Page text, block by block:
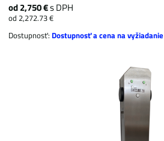
od 2,750 €s DPH
od 2,272.73 €
Dostupnosť: Dostupnosť a cena na vyžiadanie